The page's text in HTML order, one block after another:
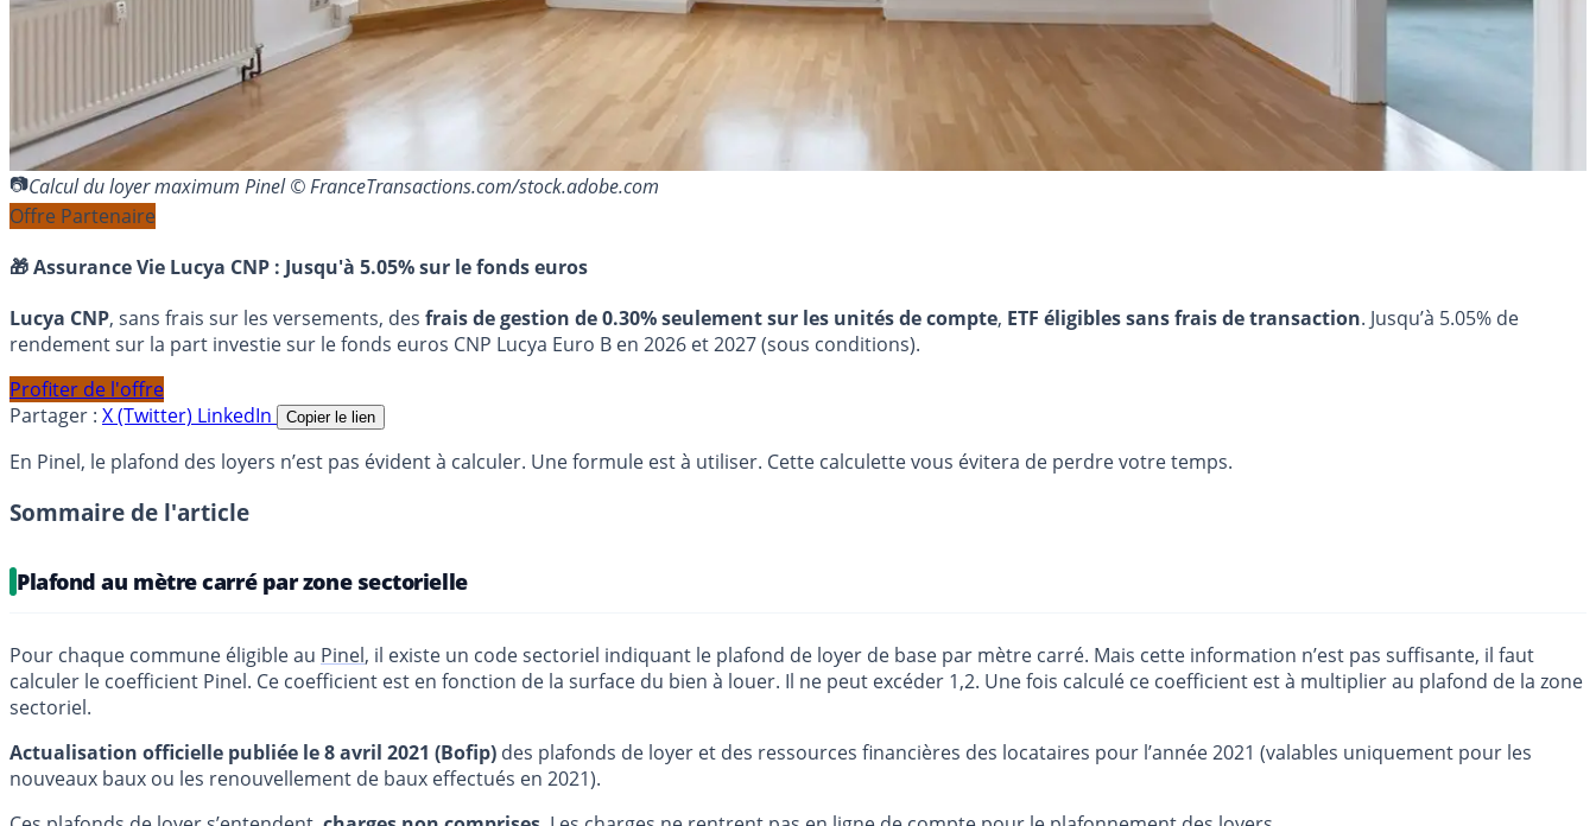
Calcul du loyer maximum Pinel © FranceTransactions.com/stock.adobe.com
Offre Partenaire
🎁 Assurance Vie Lucya CNP : Jusqu'à 5.05% sur le fonds euros
Lucya CNP, sans frais sur les versements, des frais de gestion de 0.30% seulement sur les unités de compte, ETF éligibles sans frais de transaction. Jusqu’à 5.05% de
rendement sur la part investie sur le fonds euros CNP Lucya Euro B en 2026 et 2027 (sous conditions).
Profiter de l'offre
Partager : X (Twitter) LinkedIn Copier le lien
En Pinel, le plafond des loyers n’est pas évident à calculer. Une formule est à utiliser. Cette calculette vous évitera de perdre votre temps.
Sommaire de l'article
Plafond au mètre carré par zone sectorielle
Pour chaque commune éligible au Pinel, il existe un code sectoriel indiquant le plafond de loyer de base par mètre carré. Mais cette information n’est pas suffisante, il faut
calculer le coefficient Pinel. Ce coefficient est en fonction de la surface du bien à louer. Il ne peut excéder 1,2. Une fois calculé ce coefficient est à multiplier au plafond de la zone
sectoriel.
Actualisation officielle publiée le 8 avril 2021 (Bofip) des plafonds de loyer et des ressources financières des locataires pour l’année 2021 (valables uniquement pour les
nouveaux baux ou les renouvellement de baux effectués en 2021).